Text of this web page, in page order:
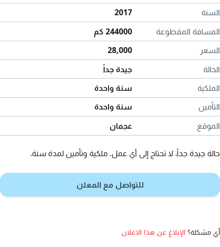
السنة
2017
المسافة المقطوعة
244000 كم
السعر
28,000
الحالة
جيدة جداً
الملكية
سنة واحدة
التأمين
سنة واحدة
الموقع
عجمان
حالة جيدة جداً، لا تحتاج إلى أي عمل. ملكية وتأمين لمدة سنة.
للتواصل مع المعلن
أي مشكلة؟ الإبلاغ عن هذا الاعلان